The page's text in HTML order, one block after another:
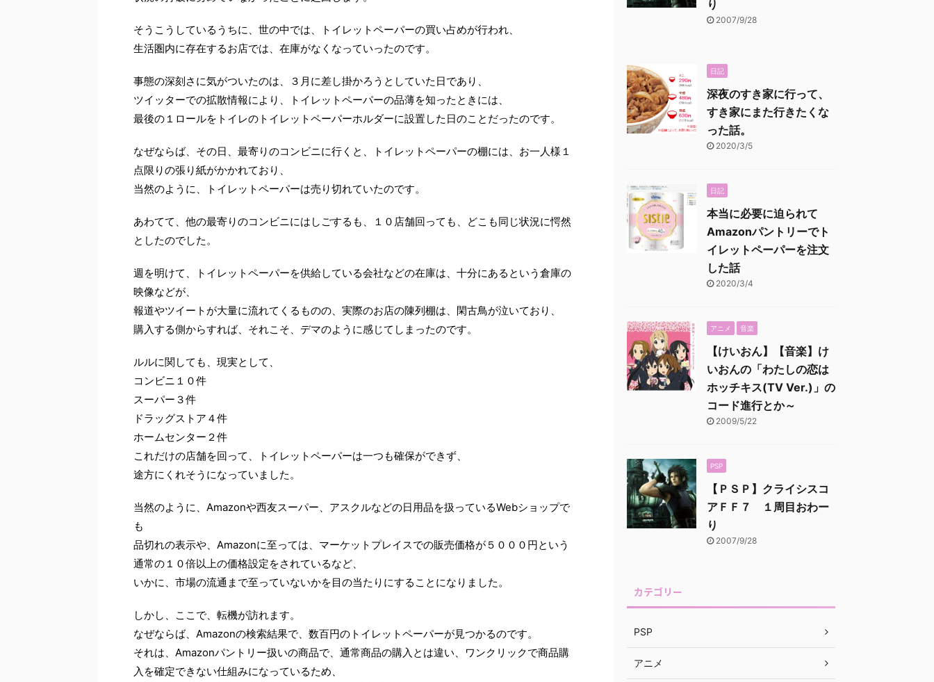
そうこうしているうちに、世の中では、トイレットペーパーの買い占めが行われ、
生活圏内に存在するお店では、在庫がなくなっていったのです。
事態の深刻さに気がついたのは、３月に差し掛かろうとしていた日であり、
ツイッターでの拡散情報により、トイレットペーパーの品薄を知ったときには、
最後の１ロールをトイレのトイレットペーパーホルダーに設置した日のことだったのです。
なぜならば、その日、最寄りのコンビニに行くと、トイレットペーパーの棚には、お一人様１
点限りの張り紙がかかれており、
当然のように、トイレットペーパーは売り切れていたのです。
あわてて、他の最寄りのコンビニにはしごするも、１０店舗回っても、どこも同じ状況に愕然
としたのでした。
週を明けて、トイレットペーパーを供給している会社などの在庫は、十分にあるという倉庫の
映像などが、
報道やツイートが大量に流れてくるものの、実際のお店の陳列棚は、閑古鳥が泣いており、
購入する側からすれば、それこそ、デマのように感じてしまったのです。
ルルに関しても、現実として、
コンビニ１０件
スーパー３件
ドラッグストア４件
ホームセンター２件
これだけの店舗を回って、トイレットペーパーは一つも確保ができず、
途方にくれそうになっていました。
当然のように、Amazonや西友スーパー、アスクルなどの日用品を扱っているWebショップで
も
品切れの表示や、Amazonに至っては、マーケットプレイスでの販売価格が５０００円という
通常の１０倍以上の価格設定をされているなど、
いかに、市場の流通まで至っていないかを目の当たりにすることになりました。
しかし、ここで、転機が訪れます。
なぜならば、Amazonの検索結果で、数百円のトイレットペーパーが見つかるのです。
それは、Amazonパントリー扱いの商品で、通常商品の購入とは違い、ワンクリックで商品購
入を確定できない仕組みになっているため、
り
2007/9/28
日記
深夜のすき家に行って、
すき家にまた行きたくな
った話。
2020/3/5
日記
本当に必要に迫られて
Amazonパントリーでト
イレットペーパーを注文
した話
2020/3/4
アニメ 音楽
【けいおん】【音楽】け
いおんの「わたしの恋は
ホッチキス(TV Ver.)」の
コード進行とか～
2009/5/22
PSP
【ＰＳＰ】クライシスコ
アＦＦ７ １周目おわー
り
2007/9/28
カテゴリー
PSP
アニメ